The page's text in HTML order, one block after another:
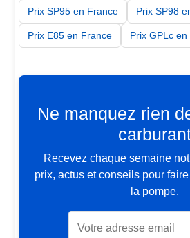
Prix SP95 en France Prix SP98
Prix E85 en France Prix GPLc
Ne manquez rien
Recevez chaque semaine
prix, actus et conseils pour
la pompe.